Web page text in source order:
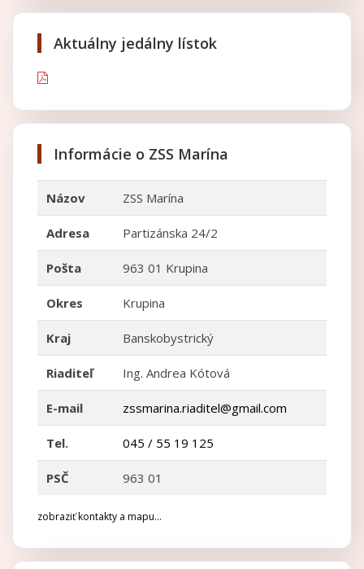
Aktuálny jedálny lístok
Informácie o ZSS Marína
Názov ZSS Marína
Adresa Partizánska 24/2
Pošta 963 01 Krupina
Okres Krupina
Kraj Banskobystrický
Riaditeľ Ing. Andrea Kótová
E-mail zssmarina.riaditel@gmail.com
Tel. 045 / 55 19 125
PSČ 963 01
zobraziť kontakty a mapu...